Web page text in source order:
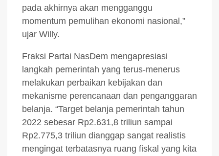
pada akhirnya akan mengganggu
momentum pemulihan ekonomi nasional,”
ujar Willy.
Fraksi Partai NasDem mengapresiasi
langkah pemerintah yang terus-menerus
melakukan perbaikan kebijakan dan
mekanisme perencanaan dan penganggaran
belanja. “Target belanja pemerintah tahun
2022 sebesar Rp2.631,8 triliun sampai
Rp2.775,3 triliun dianggap sangat realistis
mengingat terbatasnya ruang fiskal yang kita